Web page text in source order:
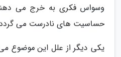
وسواس فکری به خرج می
حساسیت های نادرست می
یکی دیگر از علل این موضوع